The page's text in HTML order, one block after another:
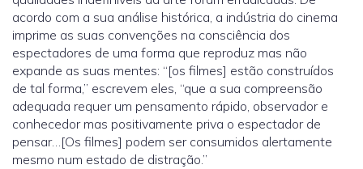
acordo com a sua análise histórica, a indústria do cinema
imprime as suas convenções na consciência dos
espectadores de uma forma que reproduz mas não
expande as suas mentes: “[os filmes] estão construídos
de tal forma,” escrevem eles, “que a sua compreensão
adequada requer um pensamento rápido, observador e
conhecedor mas positivamente priva o espectador de
pensar…[Os filmes] podem ser consumidos alertamente
mesmo num estado de distração.”